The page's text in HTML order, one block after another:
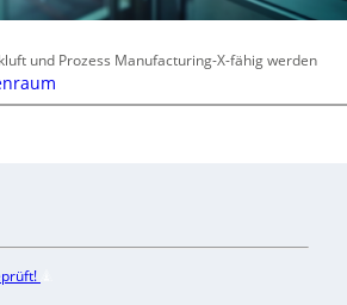
und Prozess Manufacturing-X-fähig werden